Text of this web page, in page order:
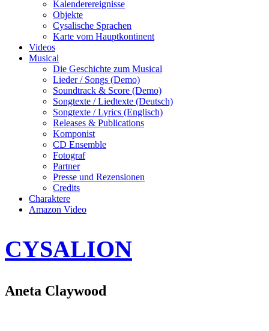
Kalenderereignisse
Objekte
Cysalische Sprachen
Karte vom Hauptkontinent
Videos
Musical
Die Geschichte zum Musical
Lieder / Songs (Demo)
Soundtrack & Score (Demo)
Songtexte / Liedtexte (Deutsch)
Songtexte / Lyrics (Englisch)
Releases & Publications
Komponist
CD Ensemble
Fotograf
Partner
Presse und Rezensionen
Credits
Charaktere
Amazon Video
CYSALION
Aneta Claywood